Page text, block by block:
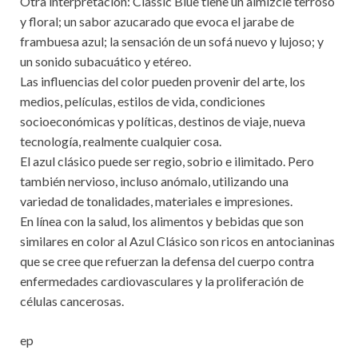
y floral; un sabor azucarado que evoca el jarabe de
frambuesa azul; la sensación de un sofá nuevo y lujoso; y
un sonido subacuático y etéreo.
Las influencias del color pueden provenir del arte, los
medios, películas, estilos de vida, condiciones
socioeconómicas y políticas, destinos de viaje, nueva
tecnología, realmente cualquier cosa.
El azul clásico puede ser regio, sobrio e ilimitado. Pero
también nervioso, incluso anómalo, utilizando una
variedad de tonalidades, materiales e impresiones.
En línea con la salud, los alimentos y bebidas que son
similares en color al Azul Clásico son ricos en antocianinas
que se cree que refuerzan la defensa del cuerpo contra
enfermedades cardiovasculares y la proliferación de
células cancerosas.
ep